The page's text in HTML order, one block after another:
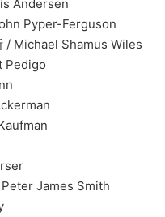
Ferguson
Shamus Wiles
James Smith